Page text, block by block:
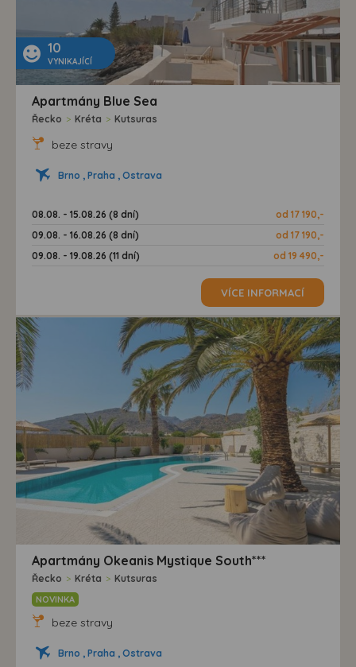
10
VYNIKAJÍCÍ
Apartmány Blue Sea
Řecko > Kréta > Kutsuras
beze stravy
Brno , Praha , Ostrava
08.08. - 15.08.26 (8 dní)
od 17 190,-
09.08. - 16.08.26 (8 dní)
od 17 190,-
09.08. - 19.08.26 (11 dní)
od 19 490,-
VÍCE INFORMACÍ
Apartmány Okeanis Mystique South***
Řecko > Kréta > Kutsuras
NOVINKA
beze stravy
Brno , Praha , Ostrava